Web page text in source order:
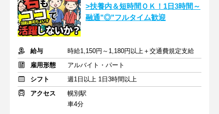
>扶養内＆短時間ＯＫ！1日3時間～
融通"◎"フルタイム歓迎
給与
時給1,150円～1,180円以上＋交通費規定支給
雇用形態
アルバイト・パート
シフト
週1日以上 1日3時間以上
アクセス
幌別駅
車4分